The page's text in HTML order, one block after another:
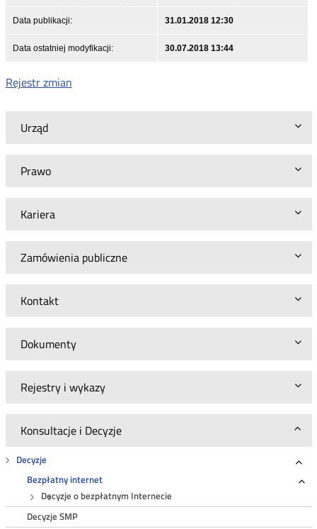
Urząd
Prawo
Kariera
Zamówienia publiczne
Kontakt
Dokumenty
Rejestry i wykazy
Konsultacje i Decyzje
Decyzje
Bezpłatny internet
Decyzje o bezpłatnym Internecie
Decyzje SMP
Data publikacji: 31.01.2018 12:30
Data ostatniej modyfikacji: 30.07.2018 13:44
Rejestr zmian